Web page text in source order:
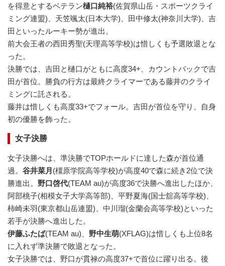
を得意とするベテラン樋口純裕(佐賀県山岳・スポーツクライ
ミング連盟)、天笠颯太(日本大学)、田中修太(神奈川大学)、吉
田といったルーキー勢が進出。
前大会王者の西田秀聖(天理高等学校)は惜しくも予選敗退とな
った。
決勝では、吉田と樋口がともに高度34+、カウントバックで吉
田が首位。勝負の行方は最終クライマーである藤井のクライ
ミングに託される。
藤井は惜しくも高度33+でフォール。吉田が首位を守り、自身
初の優勝を飾った。
女子決勝
女子決勝へは、準決勝でTOPホールドに達した森が首位通
過。 谷井菜月 (橿原学院高等学校)が高度40で森に続き2位で決
勝進出。 野口啓代(TEAM au)が高度36で決勝へ進出したほか、
阿部桃子(相模女子大学高等部)、平野夏海(国士舘高等学校)、
柿崎未羽(東京都山岳連盟)、中川瑠(金蘭会高等学校)といった
若手が決勝へ進出した。
伊藤ふたば(TEAM au)、 野中生萌(XFLAG)は惜しくも上位8名
に入れず準決勝で敗退となった。
女子決勝では、野口が貫禄の高度37+で首位に躍り出る。後